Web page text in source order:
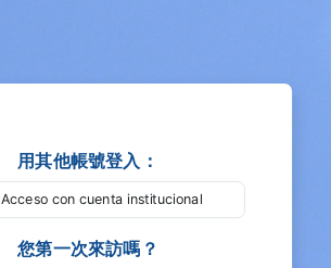
登入到Mediación Virtual
用其他帳號登入：
Acceso con cuenta institucional
您第一次來訪嗎？